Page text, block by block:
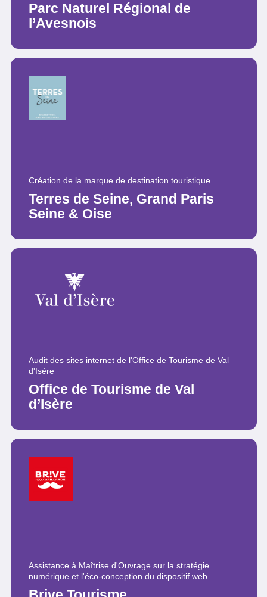
Parc Naturel Régional de
l’Avesnois
Création de la marque de destination touristique
Terres de Seine, Grand Paris
Seine & Oise
Audit des sites internet de l'Office de Tourisme de Val
d'Isère
Office de Tourisme de Val
d’Isère
Assistance à Maîtrise d'Ouvrage sur la stratégie
numérique et l'éco-conception du dispositif web